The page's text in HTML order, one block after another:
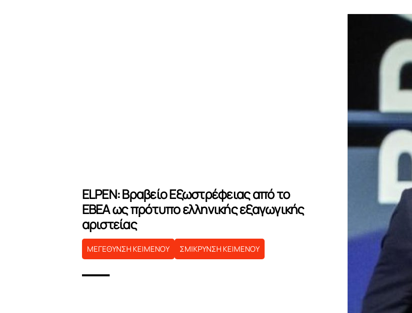
ELPEN: Βραβείο Εξωστρέφειας από το
ΕΒΕΑ ως πρότυπο ελληνικής εξαγωγικής
αριστείας
ΜΕΓΕΘΥΝΣΗ ΚΕΙΜΕΝΟΥ ΣΜΙΚΡΥΝΣΗ ΚΕΙΜΕΝΟΥ